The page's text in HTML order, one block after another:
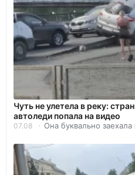
Чуть не улетела в реку:
автоледи попала на видео
07.08 Она буквально